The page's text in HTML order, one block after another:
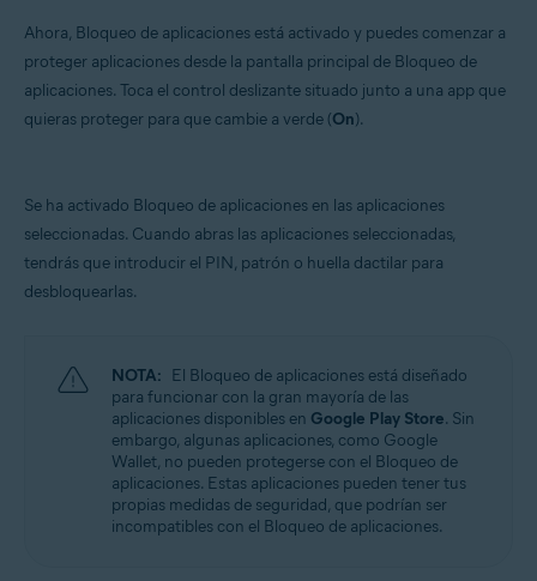
Ahora, Bloqueo de aplicaciones está activado y puedes comenzar a
proteger aplicaciones desde la pantalla principal de Bloqueo de
aplicaciones. Toca el control deslizante situado junto a una app que
quieras proteger para que cambie a verde (On).
Se ha activado Bloqueo de aplicaciones en las aplicaciones
seleccionadas. Cuando abras las aplicaciones seleccionadas,
tendrás que introducir el PIN, patrón o huella dactilar para
desbloquearlas.
NOTA: El Bloqueo de aplicaciones está diseñado
para funcionar con la gran mayoría de las
aplicaciones disponibles en Google Play Store. Sin
embargo, algunas aplicaciones, como Google
Wallet, no pueden protegerse con el Bloqueo de
aplicaciones. Estas aplicaciones pueden tener tus
propias medidas de seguridad, que podrían ser
incompatibles con el Bloqueo de aplicaciones.